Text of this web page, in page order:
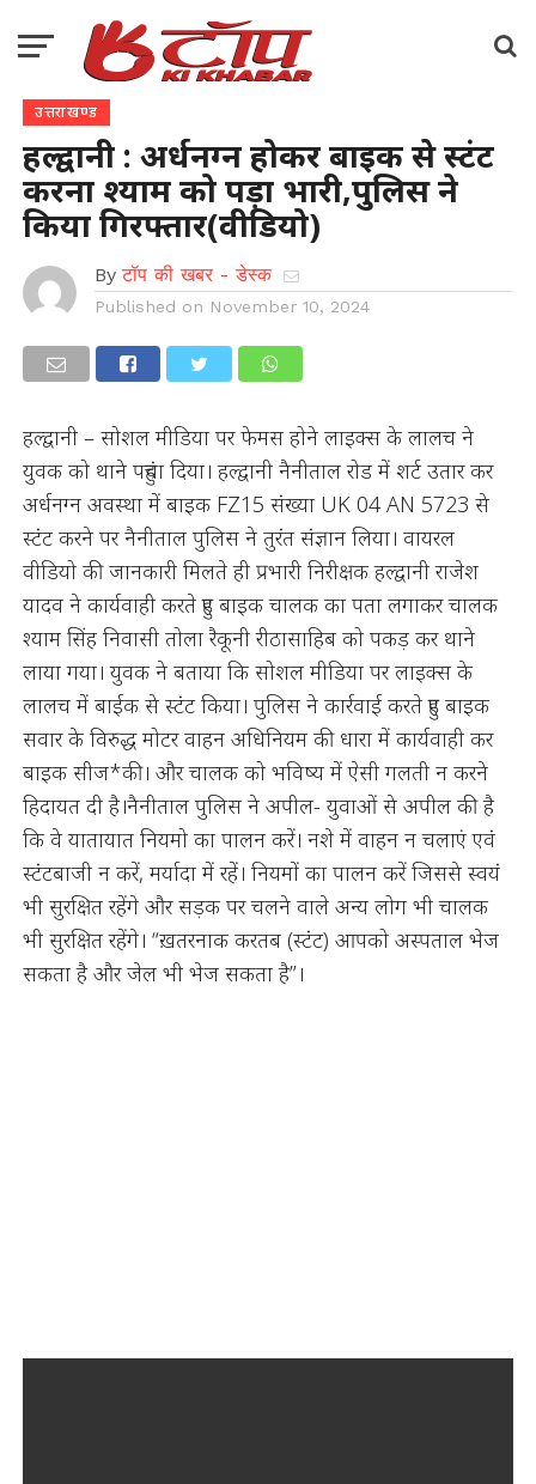
उत्तराखण्ड
हल्द्वानी : अर्धनग्न होकर बाइक से स्टंट
करना श्याम को पड़ा भारी,पुलिस ने
किया गिरफ्तार(वीडियो)
By टॉप की खबर - डेस्क
Published on November 10, 2024
हल्द्वानी – सोशल मीडिया पर फेमस होने लाइक्स के लालच ने
युवक को थाने पहुंचा दिया। हल्द्वानी नैनीताल रोड में शर्ट उतार कर
अर्धनग्न अवस्था में बाइक FZ15 संख्या UK 04 AN 5723 से
स्टंट करने पर नैनीताल पुलिस ने तुरंत संज्ञान लिया। वायरल
वीडियो की जानकारी मिलते ही प्रभारी निरीक्षक हल्द्वानी राजेश
यादव ने कार्यवाही करते हुए बाइक चालक का पता लगाकर चालक
श्याम सिंह निवासी तोला रैकूनी रीठासाहिब को पकड़ कर थाने
लाया गया। युवक ने बताया कि सोशल मीडिया पर लाइक्स के
लालच में बाईक से स्टंट किया। पुलिस ने कार्रवाई करते हुए बाइक
सवार के विरुद्ध मोटर वाहन अधिनियम की धारा में कार्यवाही कर
बाइक सीज*की। और चालक को भविष्य में ऐसी गलती न करने
हिदायत दी है।नैनीताल पुलिस ने अपील- युवाओं से अपील की है
कि वे यातायात नियमो का पालन करें। नशे में वाहन न चलाएं एवं
स्टंटबाजी न करें, मर्यादा में रहें। नियमों का पालन करें जिससे स्वयं
भी सुरक्षित रहेंगे और सड़क पर चलने वाले अन्य लोग भी चालक
भी सुरक्षित रहेंगे। “ख़तरनाक करतब (स्टंट) आपको अस्पताल भेज
सकता है और जेल भी भेज सकता है”।